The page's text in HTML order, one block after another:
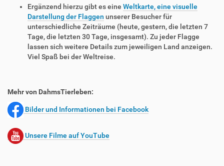
Ergänzend hierzu gibt es eine Weltkarte, eine visuelle
Darstellung der Flaggen unserer Besucher für
unterschiedliche Zeiträume (heute, gestern, die letzten 7
Tage, die letzten 30 Tage, insgesamt). Zu jeder Flagge
lassen sich weitere Details zum jeweiligen Land anzeigen.
Viel Spaß bei der Weltreise.
Mehr von DahmsTierleben:
Bilder und Informationen bei Facebook
Unsere Filme auf YouTube